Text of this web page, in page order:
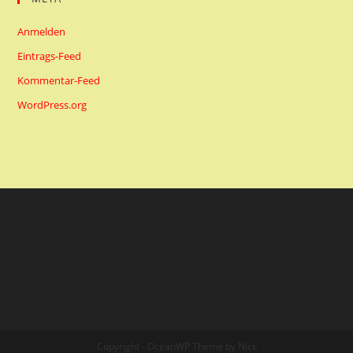
Anmelden
Eintrags-Feed
Kommentar-Feed
WordPress.org
Copyright - OceanWP Theme by Nick